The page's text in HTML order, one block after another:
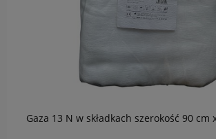
Gaza 13 N w składkach szerokość 90 cm